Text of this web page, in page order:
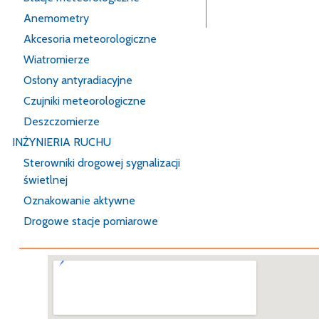
Anemometry
Akcesoria meteorologiczne
Wiatromierze
Osłony antyradiacyjne
Czujniki meteorologiczne
Deszczomierze
INŻYNIERIA RUCHU
Sterowniki drogowej sygnalizacji
świetlnej
Oznakowanie aktywne
Drogowe stacje pomiarowe